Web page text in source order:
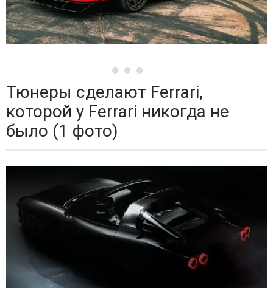
Тюнеры сделают Ferrari,
которой у Ferrari никогда не
было (1 фото)